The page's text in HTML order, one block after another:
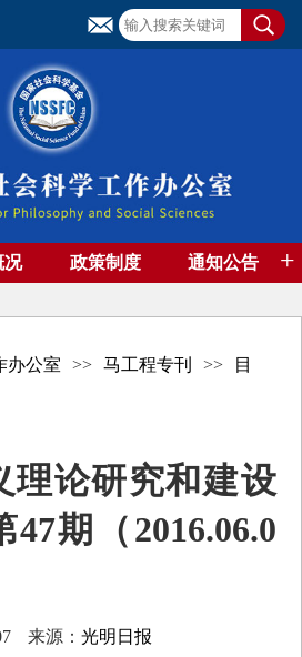
况 政策制度 通知公告 +
办公室 >> 马工程专刊 >>
目
理论研究和建设
期（2016.06.0
来源：光明日报